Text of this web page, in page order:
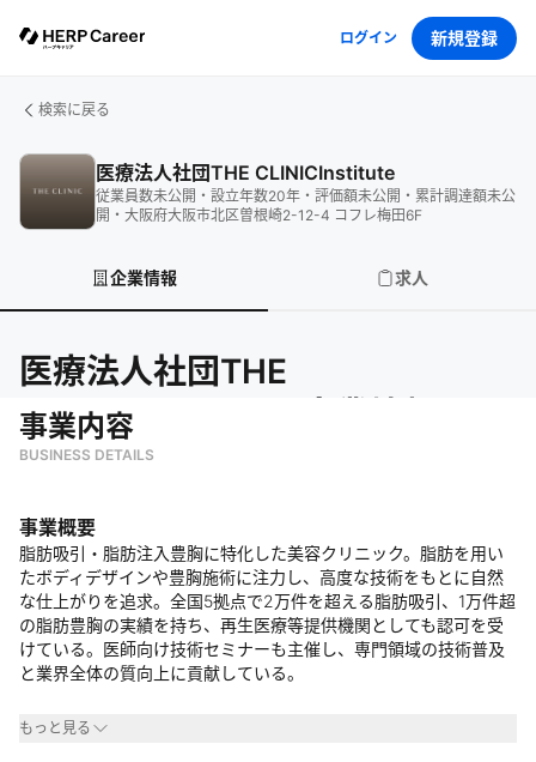
ログイン 新規登録
検索に戻る
医療法人社団THE CLINICInstitute
従業員数未公開 ・ 設立年数20年 ・ 評価額未公開 ・ 累計調達額未公
開 ・ 大阪府大阪市北区曽根崎2-12-4 コフレ梅田6F
企業情報 求人
医療法人社団THE
CLINICInstitute
事業内容
BUSINESS DETAILS
事業概要
脂肪吸引・脂肪注入豊胸に特化した美容クリニック。脂肪を用い
たボディデザインや豊胸施術に注力し、高度な技術をもとに自然
な仕上がりを追求。全国5拠点で2万件を超える脂肪吸引、1万件超
の脂肪豊胸の実績を持ち、再生医療等提供機関としても認可を受
けている。医師向け技術セミナーも主催し、専門領域の技術普及
と業界全体の質向上に貢献している。
事業領域
もっと見る